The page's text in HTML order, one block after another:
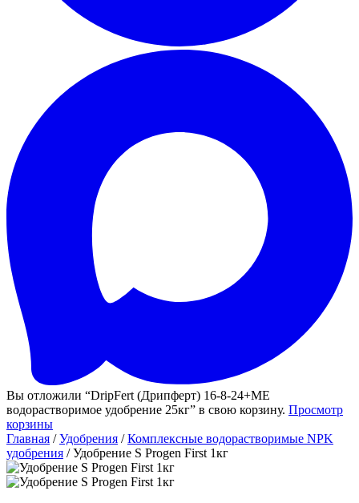
Вы отложили “DripFert (Дрипферт) 16-8-24+МЕ
водорастворимое удобрение 25кг” в свою корзину. Просмотр
корзины
Главная /Удобрения /Комплексные водорастворимые NPK
удобрения / Удобрение S Progen First 1кг